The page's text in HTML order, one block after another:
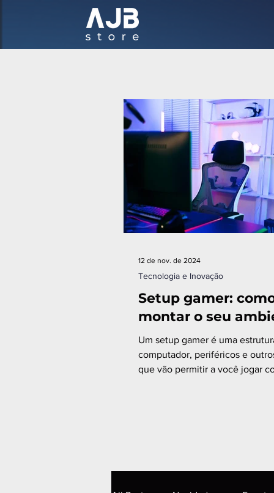
Setup gamer:
montar o seu
Um setup gamer é uma estrutura com
computador, periféricos e
que vão permitir a você jogar
Tecnologia e Inovação
12 de nov. de 2024